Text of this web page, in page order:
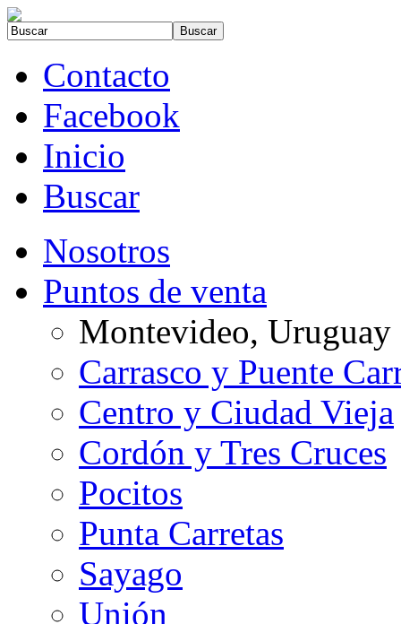
Contacto
Facebook
Inicio
Buscar
Nosotros
Puntos de venta
Montevideo, Uruguay
Carrasco y Puente
Centro y Ciudad Vieja
Cordón y Tres Cruces
Pocitos
Punta Carretas
Sayago
Unión